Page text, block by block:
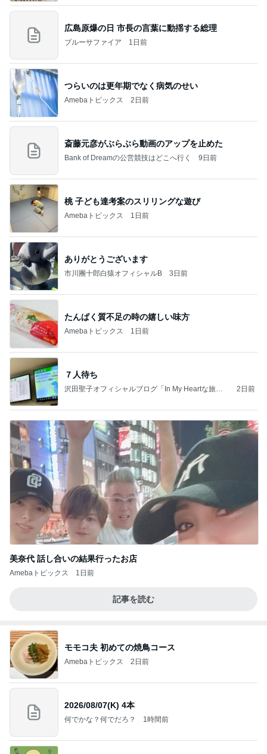
広島原爆の日 市長の言葉に動揺する総理
ブルーサファイア 1日前
つらいのは更年期でなく病気のせい
Amebaトピックス 2日前
斎藤元彦がぶらぶら動画のアップを止めた
Bank of Dreamの公営競技はどこへ行く 9日前
桃 子ども達考案のスリリングな遊び
Amebaトピックス 1日前
ありがとうございます
市川團十郎白猿オフィシャルB 3日前
たんぱく質不足の時の嬉しい味方
Amebaトピックス 1日前
７人待ち
沢田聖子オフィシャルブログ「In My Heartな旅日
2日前
美奈代 話し合いの結果行ったお店
Amebaトピックス 1日前
記事を読む
モモコ夫 初めての焼鳥コース
Amebaトピックス 2日前
2026/08/07(K) 4本
何でかな？何でだろ？ 1時間前